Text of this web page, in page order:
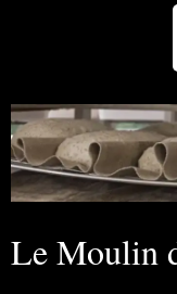
Le Moulin